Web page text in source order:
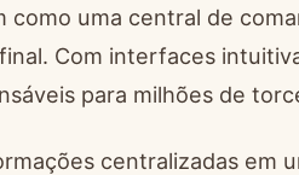
uma central de
Com interfaces
para milhões de
centralizadas em